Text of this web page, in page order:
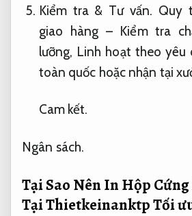
Kiểm tra & Tư vấn. Quy
giao hàng – Kiểm tra
lưỡng, Linh hoạt theo yêu
toàn quốc hoặc nhận tại
Cam kết.
Ngân sách.
Tại Sao Nên In Hộp
Tại ThietkeinanktpTối